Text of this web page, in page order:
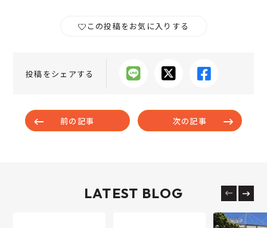
この投稿をお気に入りする
投稿をシェアする
前の記事 次の記事
LATEST BLOG